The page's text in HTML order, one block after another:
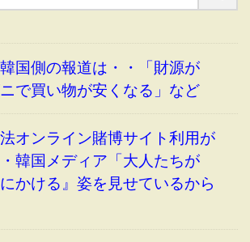
国側の報道は・・「財源が
で買い物が安くなる」など
オンライン賭博サイト利用が
韓国メディア「大人たちが
にかける』姿を見せているから